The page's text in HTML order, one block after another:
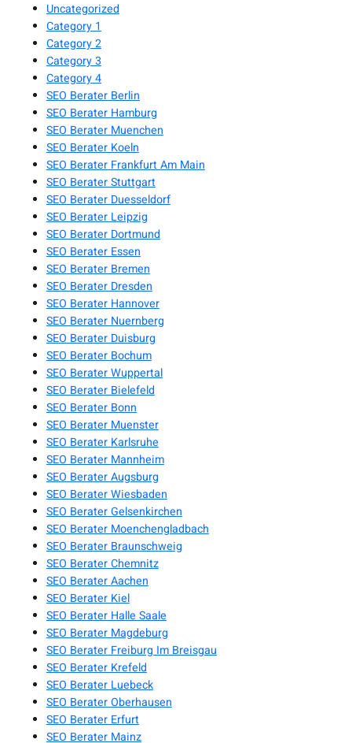
Uncategorized
Category 1
Category 2
Category 3
Category 4
SEO Berater Berlin
SEO Berater Hamburg
SEO Berater Muenchen
SEO Berater Koeln
SEO Berater Frankfurt Am Main
SEO Berater Stuttgart
SEO Berater Duesseldorf
SEO Berater Leipzig
SEO Berater Dortmund
SEO Berater Essen
SEO Berater Bremen
SEO Berater Dresden
SEO Berater Hannover
SEO Berater Nuernberg
SEO Berater Duisburg
SEO Berater Bochum
SEO Berater Wuppertal
SEO Berater Bielefeld
SEO Berater Bonn
SEO Berater Muenster
SEO Berater Karlsruhe
SEO Berater Mannheim
SEO Berater Augsburg
SEO Berater Wiesbaden
SEO Berater Gelsenkirchen
SEO Berater Moenchengladbach
SEO Berater Braunschweig
SEO Berater Chemnitz
SEO Berater Aachen
SEO Berater Kiel
SEO Berater Halle Saale
SEO Berater Magdeburg
SEO Berater Freiburg Im Breisgau
SEO Berater Krefeld
SEO Berater Luebeck
SEO Berater Oberhausen
SEO Berater Erfurt
SEO Berater Mainz